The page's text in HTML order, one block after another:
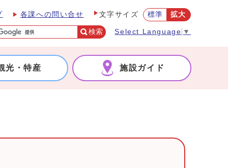
各課への問い合せ 文字サイズ 標準 拡大
検索 Select Language ▼
光・特産 施設ガイド